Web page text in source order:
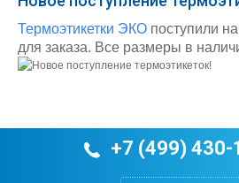
Термоэтикетки ЭКО поступили
для заказа. Все размеры в
+7 (499) 430-